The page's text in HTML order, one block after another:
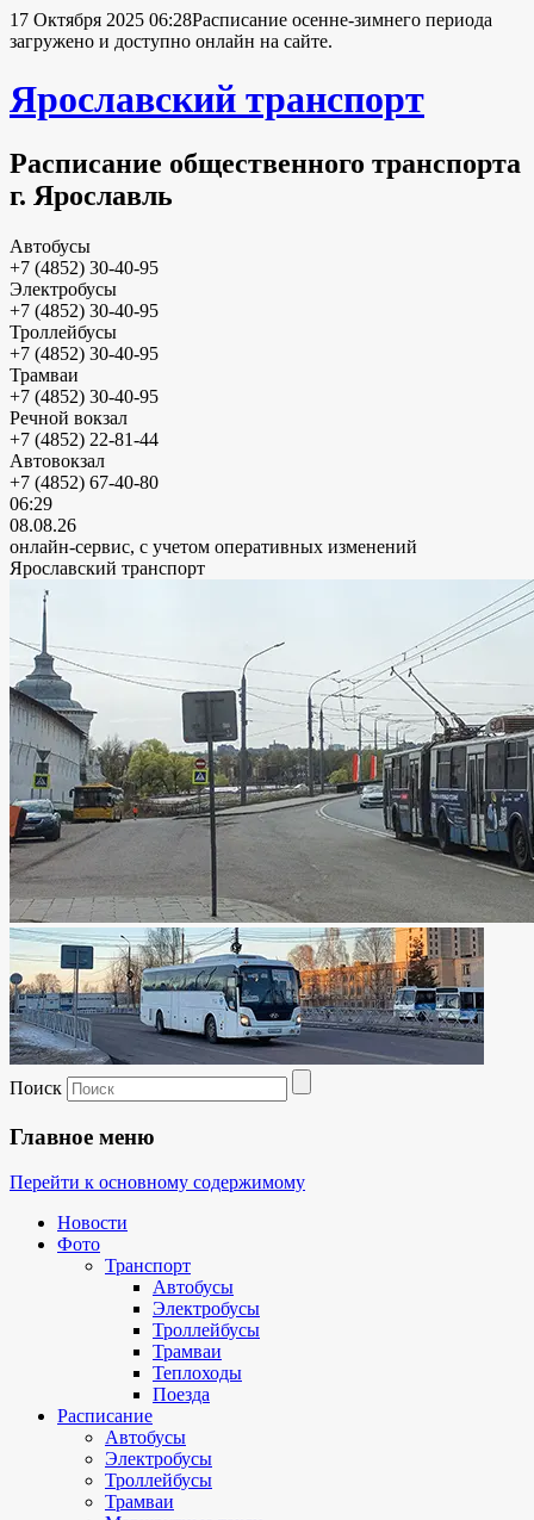
17 Октября 2025 06:28Расписание осенне-зимнего периода
загружено и доступно онлайн на сайте.
Ярославский транспорт
Расписание общественного транспорта
г. Ярославль
Автобусы
+7 (4852) 30-40-95
Электробусы
+7 (4852) 30-40-95
Троллейбусы
+7 (4852) 30-40-95
Трамваи
+7 (4852) 30-40-95
Речной вокзал
+7 (4852) 22-81-44
Автовокзал
+7 (4852) 67-40-80
06:29
08.08.26
онлайн-сервис, с учетом оперативных изменений
Ярославский транспорт
Поиск
Главное меню
Перейти к основному содержимому
Новости
Фото
Транспорт
Автобусы
Электробусы
Троллейбусы
Трамваи
Теплоходы
Поезда
Расписание
Автобусы
Электробусы
Троллейбусы
Трамваи